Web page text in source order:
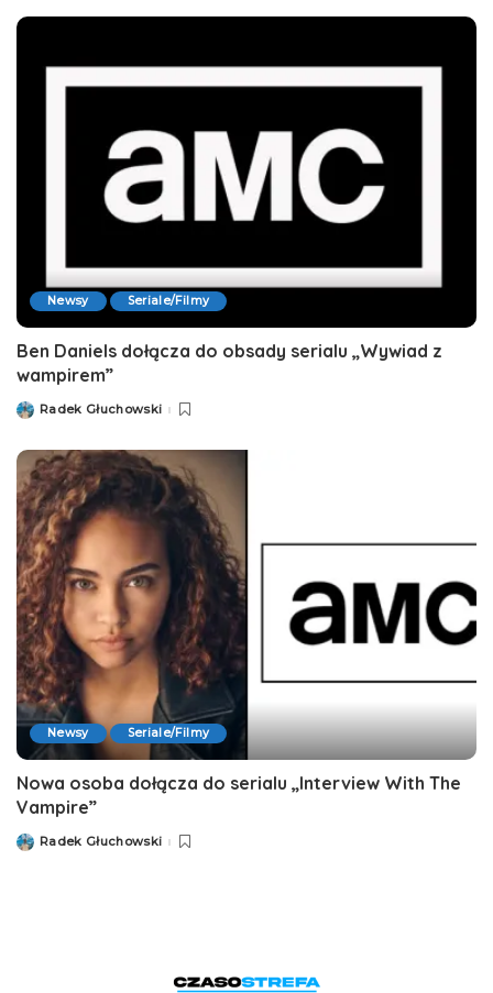
Newsy Seriale/Filmy
Ben Daniels dołącza do obsady serialu „Wywiad z
wampirem”
PostedRadek Głuchowski
Newsy Seriale/Filmy
Nowa osoba dołącza do serialu „Interview With The
Vampire”
PostedRadek Głuchowski